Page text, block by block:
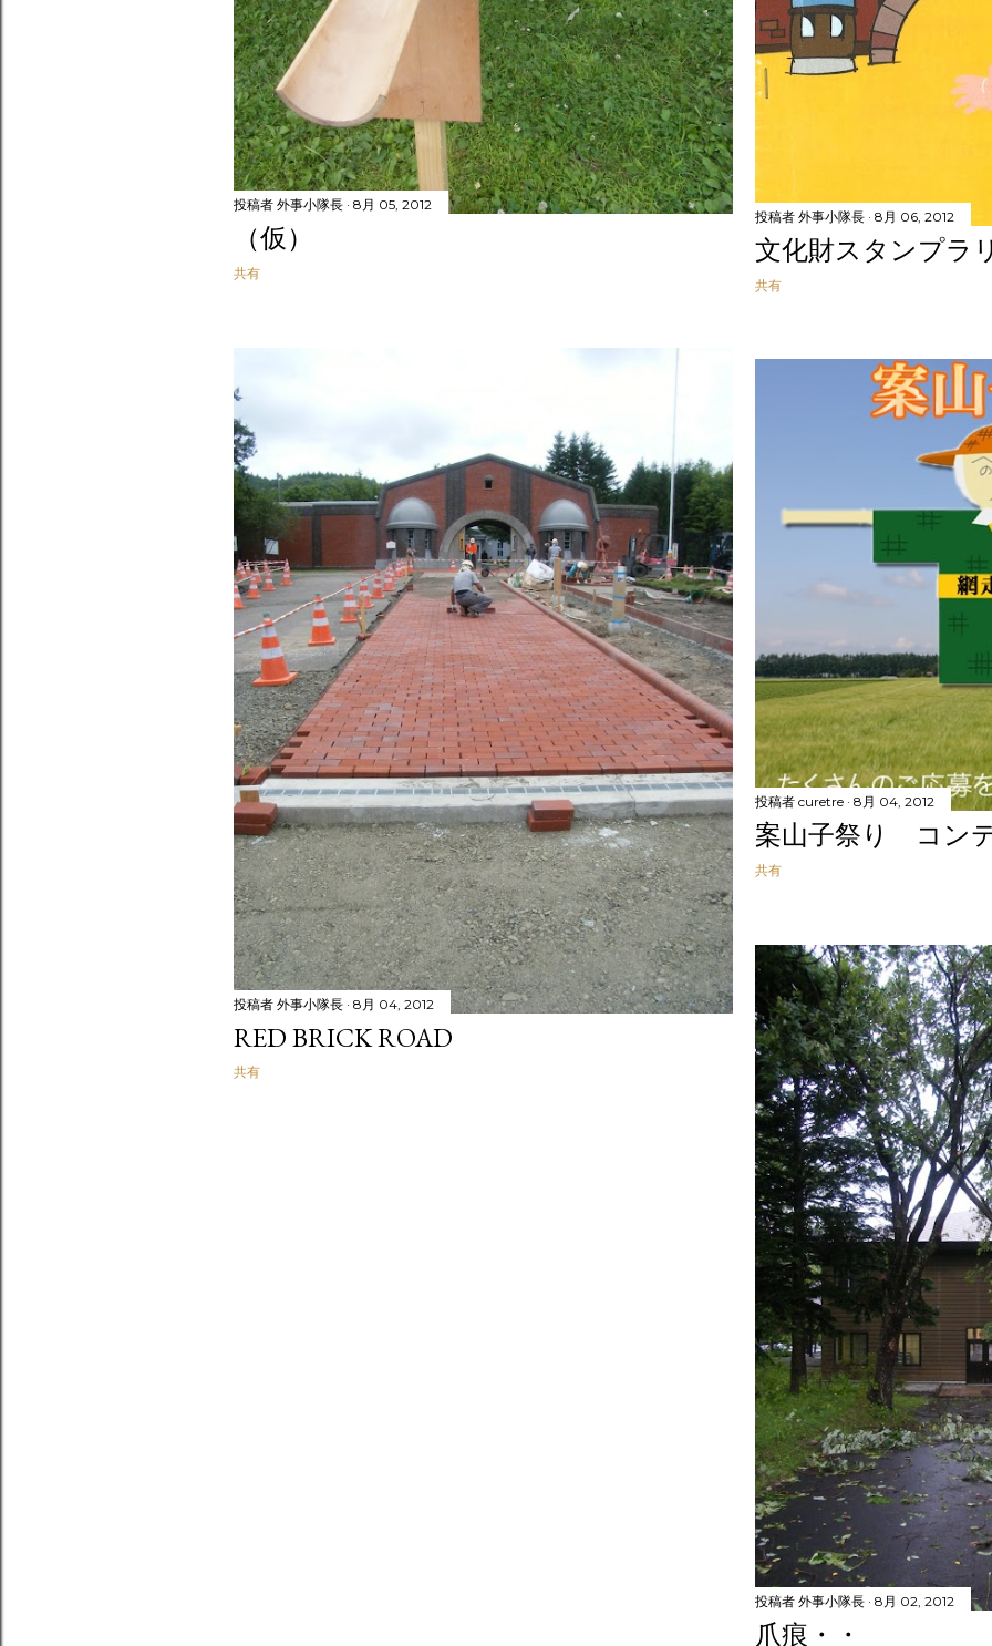
投稿者 外事小隊長 8月 06, 2012
文化財スタンプラ
共有
投稿者 外事小隊長 8月 05, 2012
（仮）
共有
投稿者 外事小隊長 8月 04, 2012
RED BRICK ROAD
共有
投稿者 curetre 8月 04, 2012
案山子祭り コン
共有
投稿者 外事小隊長 8月 02, 2012
爪痕・・